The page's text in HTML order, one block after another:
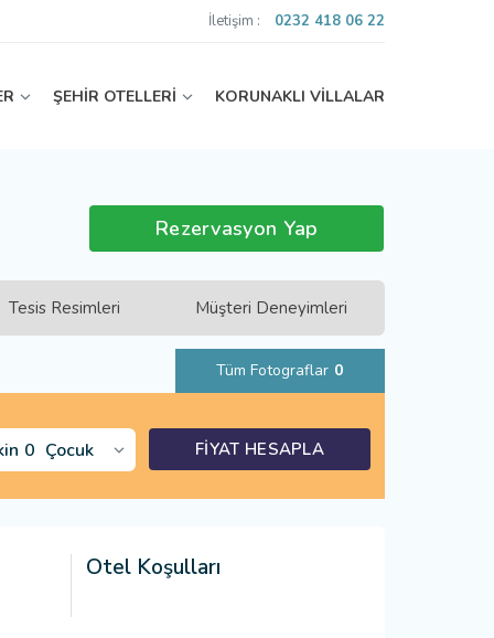
İletişim : 0232 418 06 22
ŞEHİR OTELLERİ KORUNAKLI VİLLALAR
Rezervasyon Yap
Tesis Resimleri Müşteri Deneyimleri
Tüm Fotograflar 0
0 Çocuk FİYAT HESAPLA
Otel Koşulları